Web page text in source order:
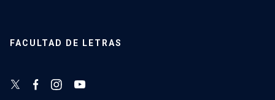
FACULTAD DE LETRAS